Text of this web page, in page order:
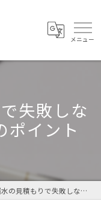
失敗しな
ポイント
もりで失敗しない費用と調査方法のポイント